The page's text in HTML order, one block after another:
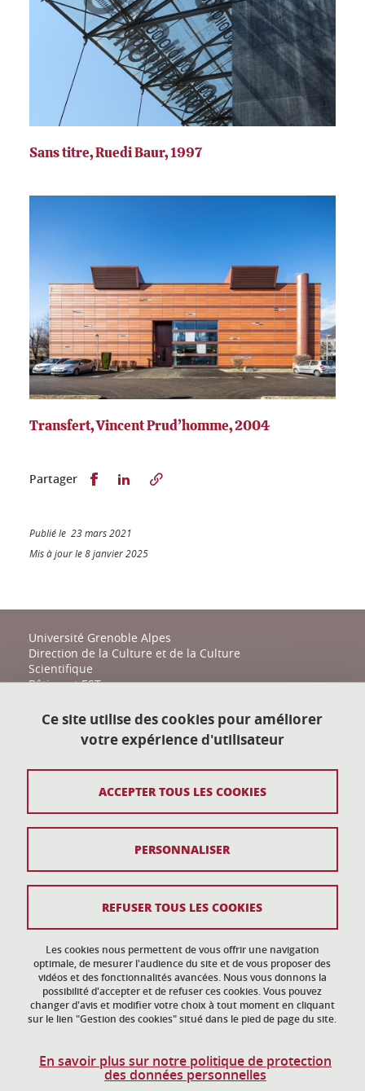
Sans titre, Ruedi Baur, 1997
Transfert, Vincent Prud’homme, 2004
Partager Partager sur Facebook
Partager sur LinkedIn
Publié le 23 mars 2021
Mis à jour le 8 janvier 2025
Université Grenoble Alpes
Direction de la Culture et de la Culture
Scientifique
Bâtiment EST
38400 Saint-Martin-d'Hères
action-culturelle@univ-grenoble-alpes.fr
Plan du site
Données personnelles
Gestion des cookies
Accessibilité : non conforme
Ce site utilise des cookies pour améliorer
votre expérience d'utilisateur
Les cookies nous permettent de vous offrir une navigation
optimale, de mesurer l'audience du site et de vous proposer des
vidéos et des fonctionnalités avancées. Nous vous donnons la
possibilité d'accepter et de refuser ces cookies. Vous pouvez
changer d'avis et modifier votre choix à tout moment en cliquant
sur le lien "Gestion des cookies" situé dans le pied de page du site.
En savoir plus sur notre politique de protection
des données personnelles
ACCEPTER TOUS LES COOKIES
REFUSER TOUS LES COOKIES
PERSONNALISER